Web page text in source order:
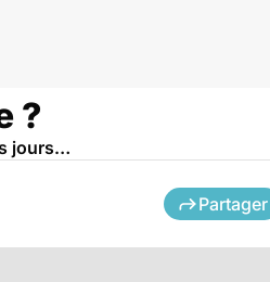
?
jours…
Partager